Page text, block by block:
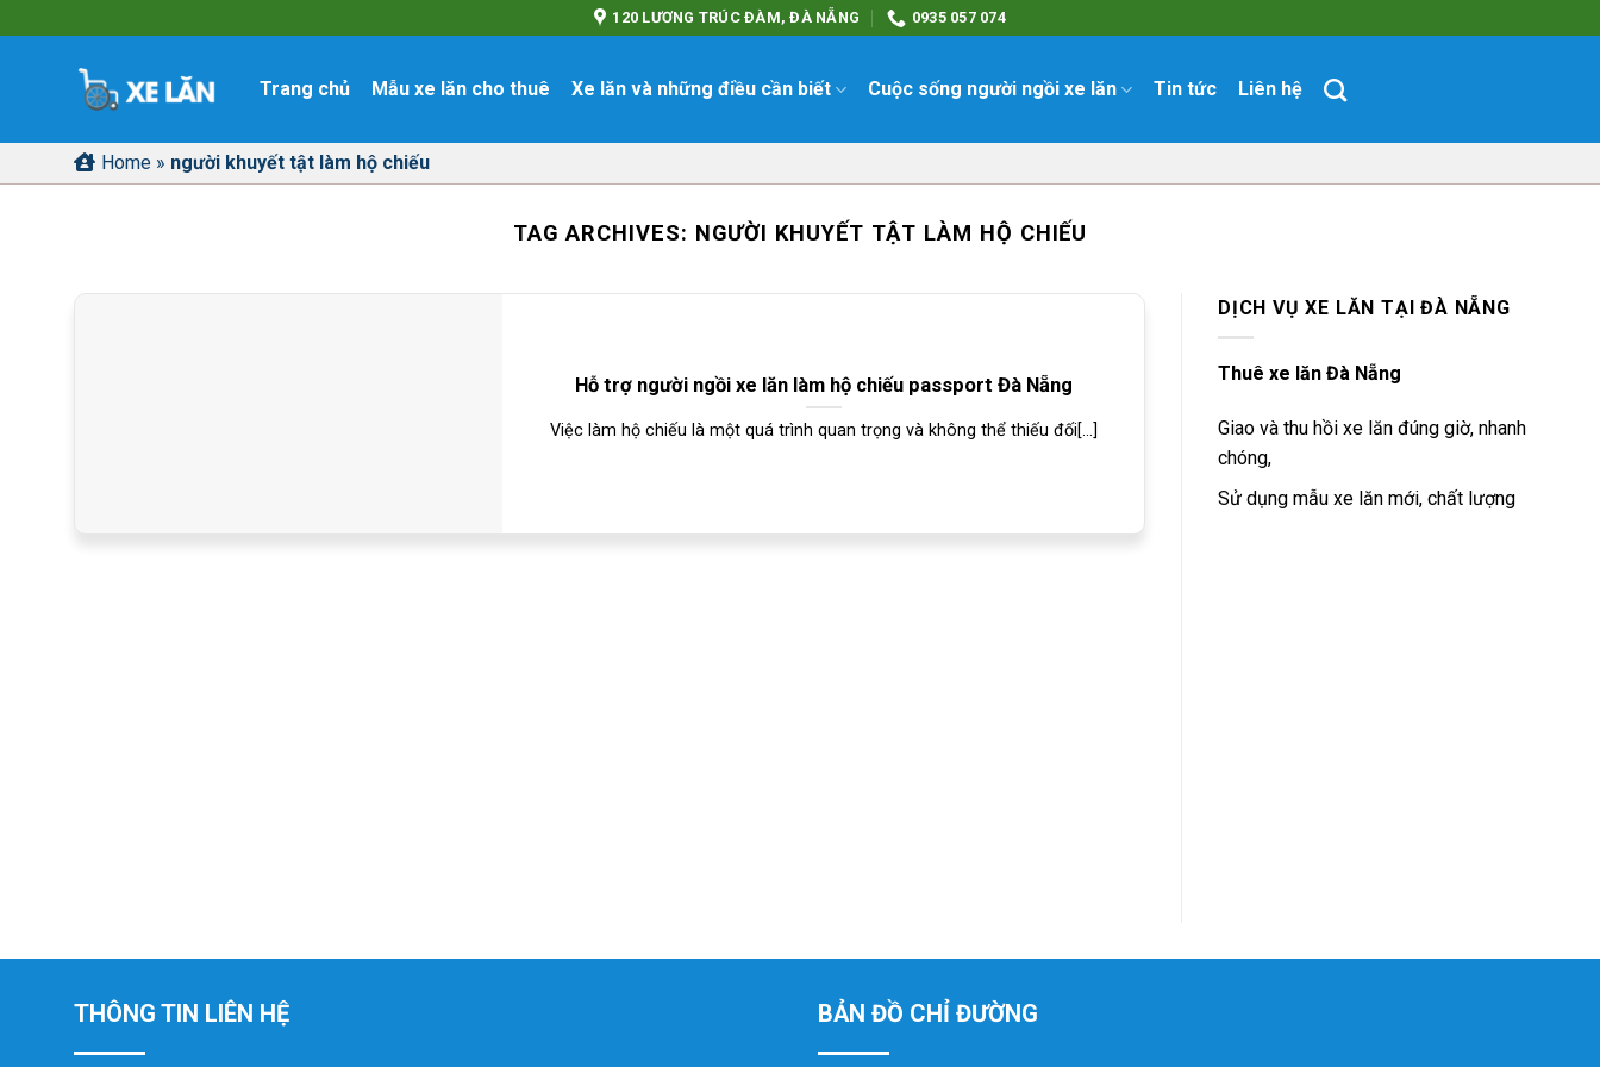
120 LƯƠNG TRÚC ĐÀM, ĐÀ NẴNG 0935 057 074
Trang chủ Mẫu xe lăn cho thuê Xe lăn và những điều cần biết Cuộc sống người ngồi xe lăn Tin tức Liên hệ
Home » người khuyết tật làm hộ chiếu
TAG ARCHIVES: NGƯỜI KHUYẾT TẬT LÀM HỘ CHIẾU
Hỗ trợ người ngồi xe lăn làm hộ chiếu passport Đà Nẵng
Việc làm hộ chiếu là một quá trình quan trọng và không thể thiếu đối[...]
DỊCH VỤ XE LĂN TẠI ĐÀ NẴNG
Thuê xe lăn Đà Nẵng
Giao và thu hồi xe lăn đúng giờ, nhanh
chóng,
Sử dụng mẫu xe lăn mới, chất lượng
THÔNG TIN LIÊN HỆ BẢN ĐỒ CHỈ ĐƯỜNG